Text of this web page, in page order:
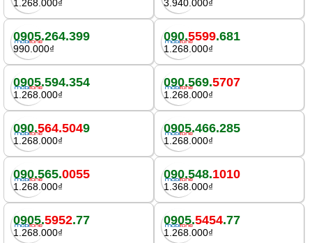
1.268.000₫ 3.940.000₫
0905.264.399
990.000₫
090.5599.681
1.268.000₫
0905.594.354
1.268.000₫
090.569.5707
1.268.000₫
090.564.5049
1.268.000₫
0905.466.285
1.268.000₫
090.565.0055
1.268.000₫
090.548.1010
1.368.000₫
0905.5952.77
1.268.000₫
0905.5454.77
1.268.000₫